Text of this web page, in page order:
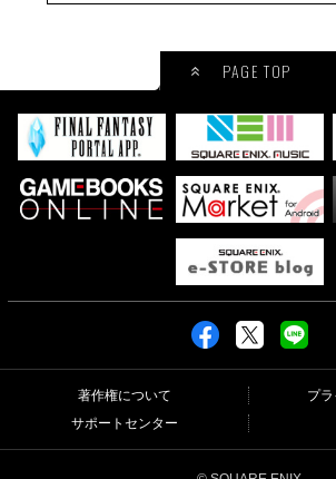
公式サイト
2017.03.28
ファイナルファンタジ
グラディオラス
PS4
公式サイト
2017.03.28
グラディオラス
XB1
PAGE TOP
著作権について
プ
サポートセンター